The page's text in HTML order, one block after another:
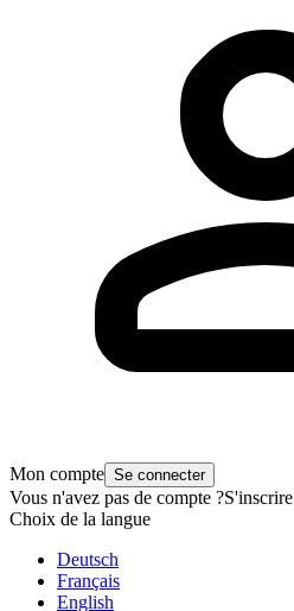
Mon compte Se connecter
Vous n'avez pas de compte ?S'inscrire
Choix de la langue
Deutsch
Français
English